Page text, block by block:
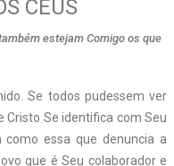
CÉUS
estejam Comigo os que
Se todos pudessem ver
Se identifica com Seu
essa que denuncia a
que é Seu colaborador e